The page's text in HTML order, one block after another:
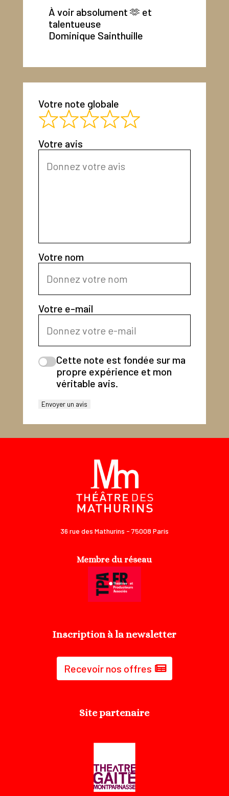
À voir absolument 🫶 et
talentueuse
Dominique Sainthuille
Votre note globale
Votre avis
Votre nom
Votre e-mail
Cette note est fondée sur ma
propre expérience et mon
véritable avis.
Envoyer un avis
36 rue des Mathurins - 75008 Paris
Membre du réseau
Inscription à la newsletter
Recevoir nos offres
Site partenaire